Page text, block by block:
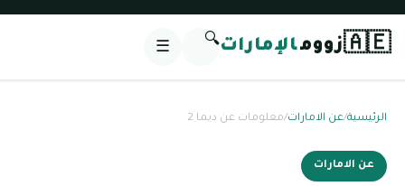
🇦🇪زوومالإمارات🔍
☰
الرئيسية/عن الامارات/معلومات عن ديما 2
عن الامارات